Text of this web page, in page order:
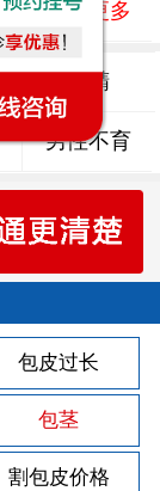
了解更多
弱精
男性不育
包皮过长
包茎
割包皮价格